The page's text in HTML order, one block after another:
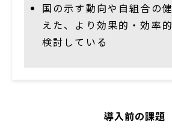
国の示す動向や自組合の
えた、より効果的・効率
検討している
導入前の課題